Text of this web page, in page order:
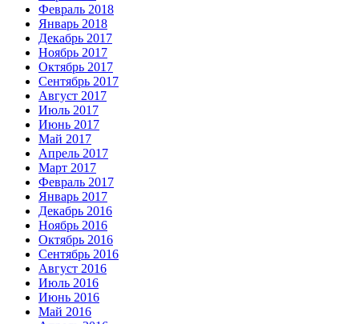
Февраль 2018
Январь 2018
Декабрь 2017
Ноябрь 2017
Октябрь 2017
Сентябрь 2017
Август 2017
Июль 2017
Июнь 2017
Май 2017
Апрель 2017
Март 2017
Февраль 2017
Январь 2017
Декабрь 2016
Ноябрь 2016
Октябрь 2016
Сентябрь 2016
Август 2016
Июль 2016
Июнь 2016
Май 2016